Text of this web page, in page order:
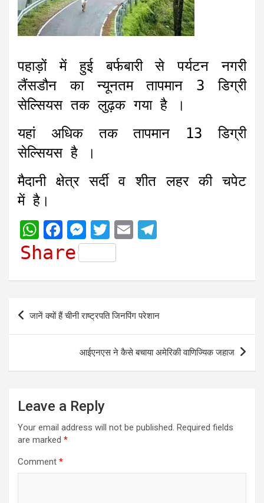
पहाड़ों में हुई बर्फबारी से पर्यटन नगरी
लैंसडौन का न्यूनतम तापमान 3 डिग्री
सेल्सियस तक लुढ़क गया है ।
यहां अधिक तक तापमान 13 डिग्री
सेल्सियस है ।
मैदानी क्षेत्र सर्दी व शीत लहर की चपेट
में है।
W
h
t
s
A
F
a
e
b
o
M
e
s
s
n
g
e
T
w
i
t
t
e
r
E
i
l
e
r
a
m
Share
Post
जानें क्यों हैं चीनी राष्ट्रपति जिनपिंग परेशान
आईएनएस ने कैसे बचाया अमेरिकी वाणिज्यिक जहाज
Leave a Reply
Your email address will not be published. Required fields
are marked *
Comment *